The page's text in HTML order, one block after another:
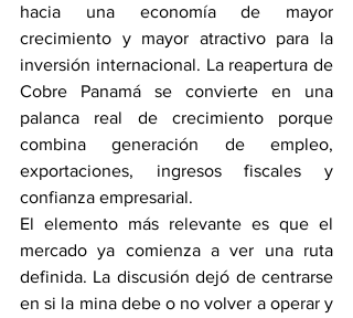
hacia una economía de mayor
crecimiento y mayor atractivo para la
inversión internacional. La reapertura de
Cobre Panamá se convierte en una
palanca real de crecimiento porque
combina generación de empleo,
exportaciones, ingresos fiscales y
confianza empresarial.
El elemento más relevante es que el
mercado ya comienza a ver una ruta
definida. La discusión dejó de centrarse
en si la mina debe o no volver a operar y